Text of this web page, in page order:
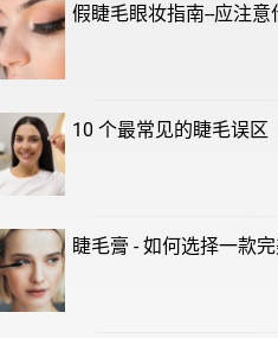
假睫毛眼妆指南--应注意
10 个最常见的睫毛误区
睫毛膏 - 如何选择一款